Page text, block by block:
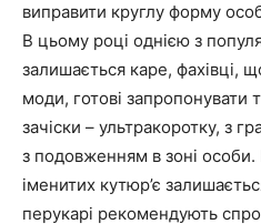
виправити круглу форму
В цьому році однією з
залишається каре, фахівці,
моди, готові запропонувати
зачіски – ультракоротку, з
з подовженням в зоні
іменитих кутюр’є
перукарі рекомендують